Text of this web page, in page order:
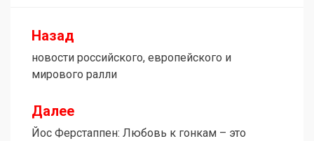
Навигация
по
записям
Назад
новости российского, европейского и
мирового ралли
Далее
Йос Ферстаппен: Любовь к гонкам – это